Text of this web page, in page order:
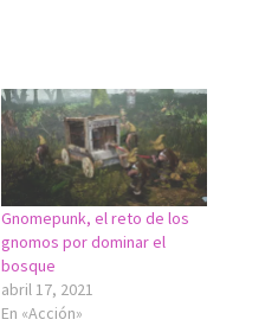
Gnomepunk, el reto de los
gnomos por dominar el
bosque
abril 17, 2021
En «Acción»